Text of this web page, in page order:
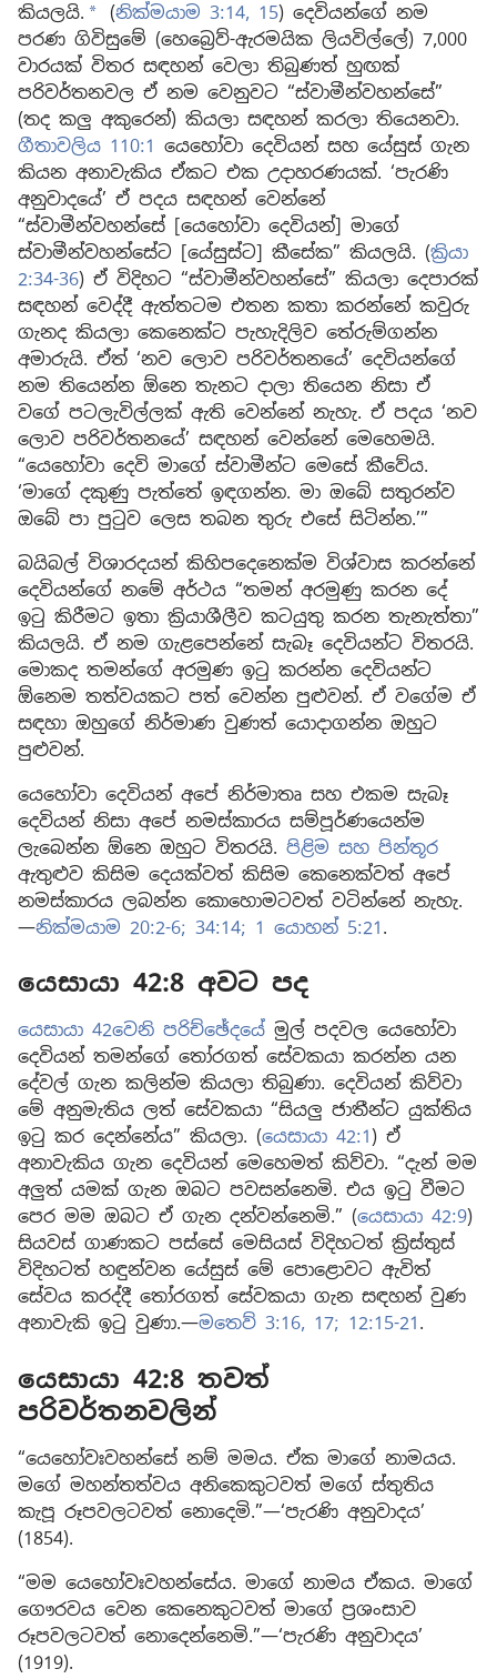
කියලයි. a (නික්මයාම 3:14, 15) දෙවියන්ගේ නම
පරණ ගිවිසුමේ (හෙබ්‍රෙව්-ඇරමයික ලියවිල්ලේ) 7,000
වාරයක් විතර සඳහන් වෙලා තිබුණත් හුඟක්
පරිවර්තනවල ඒ නම වෙනුවට “ස්වාමීන්වහන්සේ”
(තද කලු අකුරෙන්) කියලා සඳහන් කරලා තියෙනවා.
ගීතාවලිය 110:1 යෙහෝවා දෙවියන් සහ යේසුස් ගැන
කියන අනාවැකිය ඒකට එක උදාහරණයක්. ‘පැරණි
අනුවාදයේ’ ඒ පදය සඳහන් වෙන්නේ
“ස්වාමීන්වහන්සේ [යෙහෝවා දෙවියන්] මාගේ
ස්වාමීන්වහන්සේට [යේසුස්ට] කීසේක” කියලයි. (ක්‍රියා
2:34-36) ඒ විදිහට “ස්වාමීන්වහන්සේ” කියලා දෙපාරක්
සඳහන් වෙද්දී ඇත්තටම එතන කතා කරන්නේ කවුරු
ගැනද කියලා කෙනෙක්ට පැහැදිලිව තේරුම්ගන්න
අමාරුයි. ඒත් ‘නව ලොව පරිවර්තනයේ’ දෙවියන්ගේ
නම තියෙන්න ඕනෙ තැනට දාලා තියෙන නිසා ඒ
වගේ පටලැවිල්ලක් ඇති වෙන්නේ නැහැ. ඒ පදය ‘නව
ලොව පරිවර්තනයේ’ සඳහන් වෙන්නේ මෙහෙමයි.
“යෙහෝවා දෙවි මාගේ ස්වාමීන්ට මෙසේ කීවේය.
‘මාගේ දකුණු පැත්තේ ඉඳගන්න. මා ඔබේ සතුරන්ව
ඔබේ පා පුටුව ලෙස තබන තුරු එසේ සිටින්න.’”
බයිබල් විශාරදයන් කිහිපදෙනෙක්ම විශ්වාස කරන්නේ
දෙවියන්ගේ නමේ අර්ථය “තමන් අරමුණු කරන දේ
ඉටු කිරීමට ඉතා ක්‍රියාශීලීව කටයුතු කරන තැනැත්තා”
කියලයි. ඒ නම ගැළපෙන්නේ සැබෑ දෙවියන්ට විතරයි.
මොකද තමන්ගේ අරමුණ ඉටු කරන්න දෙවියන්ට
ඕනෙම තත්වයකට පත් වෙන්න පුළුවන්. ඒ වගේම ඒ
සඳහා ඔහුගේ නිර්මාණ වුණත් යොදාගන්න ඔහුට
පුළුවන්.
යෙහෝවා දෙවියන් අපේ නිර්මාතෘ සහ එකම සැබෑ
දෙවියන් නිසා අපේ නමස්කාරය සම්පූර්ණයෙන්ම
ලැබෙන්න ඕනෙ ඔහුට විතරයි. පිළිම සහ පින්තූර
ඇතුළුව කිසිම දෙයක්වත් කිසිම කෙනෙක්වත් අපේ
නමස්කාරය ලබන්න කොහොමටවත් වටින්නේ නැහැ.
—නික්මයාම 20:2-6; 34:14; 1 යොහන් 5:21.
යෙසායා 42:8 අවට පද
යෙසායා 42වෙනි පරිච්ඡේදයේ මුල් පදවල යෙහෝවා
දෙවියන් තමන්ගේ තෝරගත් සේවකයා කරන්න යන
දේවල් ගැන කලින්ම කියලා තිබුණා. දෙවියන් කිව්වා
මේ අනුමැතිය ලත් සේවකයා “සියලු ජාතීන්ට යුක්තිය
ඉටු කර දෙන්නේය” කියලා. (යෙසායා 42:1) ඒ
අනාවැකිය ගැන දෙවියන් මෙහෙමත් කිව්වා. “දැන් මම
අලුත් යමක් ගැන ඔබට පවසන්නෙමි. එය ඉටු වීමට
පෙර මම ඔබට ඒ ගැන දන්වන්නෙමි.” (යෙසායා 42:9)
සියවස් ගාණකට පස්සේ මෙසියස් විදිහටත් ක්‍රිස්තුස්
විදිහටත් හඳුන්වන යේසුස් මේ පොළොවට ඇවිත්
සේවය කරද්දී තෝරගත් සේවකයා ගැන සඳහන් වුණ
අනාවැකි ඉටු වුණා.—මතෙව් 3:16, 17; 12:15-21.
යෙසායා 42:8 තවත්
පරිවර්තනවලින්
“යෙහෝවඃවහන්සේ නම් මමය. ඒක මාගේ නාමයය.
මගේ මහන්තත්වය අනිකෙකුටවත් මගේ ස්තුතිය
කැපූ රූපවලටවත් නොදෙමි.”—‘පැරණි අනුවාදය’
(1854).
“මම යෙහෝවඃවහන්සේය. මාගේ නාමය ඒකය. මාගේ
ගෞරවය වෙන කෙනෙකුටවත් මාගේ ප්‍රශංසාව
රූපවලටවත් නොදෙන්නෙමි.”—‘පැරණි අනුවාදය’
(1919).